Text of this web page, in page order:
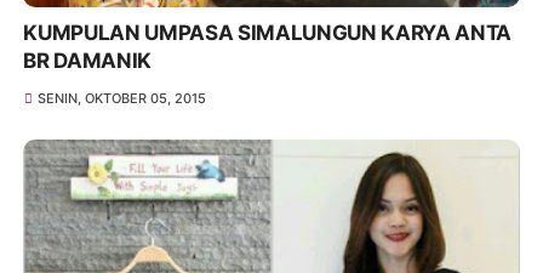
KUMPULAN UMPASA SIMALUNGUN KARYA ANTA
BR DAMANIK
SENIN, OKTOBER 05, 2015